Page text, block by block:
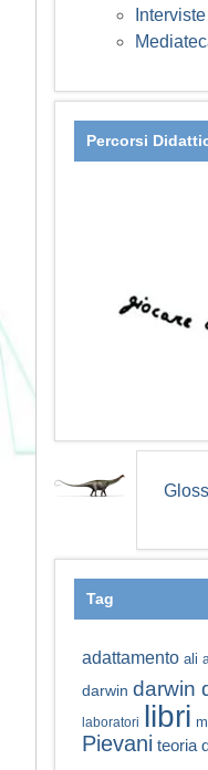
Interviste
Percorsi
Tag
adattamento ali
darwin darwin
laboratori libri
Pievani teoria